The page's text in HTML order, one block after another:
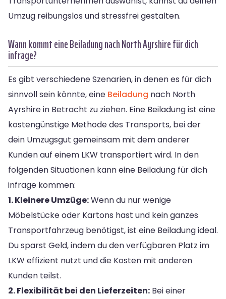
Umzug reibungslos und stressfrei gestalten.
Wann kommt eine Beiladung nach North Ayrshire für dich
infrage?
Es gibt verschiedene Szenarien, in denen es für dich
sinnvoll sein könnte, eine Beiladung nach North
Ayrshire in Betracht zu ziehen. Eine Beiladung ist eine
kostengünstige Methode des Transports, bei der
dein Umzugsgut gemeinsam mit dem anderer
Kunden auf einem LKW transportiert wird. In den
folgenden Situationen kann eine Beiladung für dich
infrage kommen:
1. Kleinere Umzüge:Wenn du nur wenige
Möbelstücke oder Kartons hast und kein ganzes
Transportfahrzeug benötigst, ist eine Beiladung ideal.
Du sparst Geld, indem du den verfügbaren Platz im
LKW effizient nutzt und die Kosten mit anderen
Kunden teilst.
2. Flexibilität bei den Lieferzeiten: Bei einer